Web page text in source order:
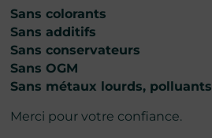
Sans colorants
Sans additifs
Sans conservateurs
Sans OGM
Sans métaux lourds,
Merci pour votre confiance.